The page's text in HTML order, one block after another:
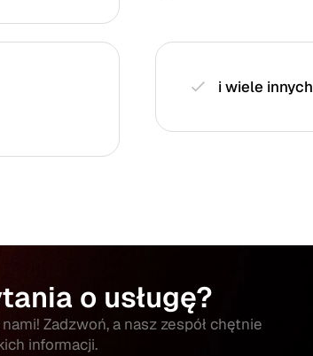
i wiele innych
o usługę?
Zadzwoń, a nasz zespół chętnie
informacji.